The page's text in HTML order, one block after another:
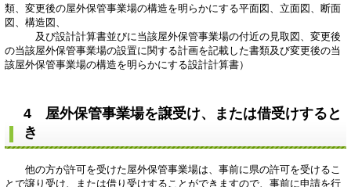
類、変更後の屋外保管事業場の構造を明らかにする平面図、立面図、断面
図、構造図、
及び設計計算書並びに当該屋外保管事業場の付近の見取図、変更後
の当該屋外保管事業場の設置に関する計画を記載した書類及び変更後の当
該屋外保管事業場の構造を明らかにする設計計算書）
4 屋外保管事業場を譲受け、または借受けすると
き
他の方が許可を受けた屋外保管事業場は、事前に県の許可を受けるこ
とで譲り受け、または借り受けすることができますので、事前に申請を行